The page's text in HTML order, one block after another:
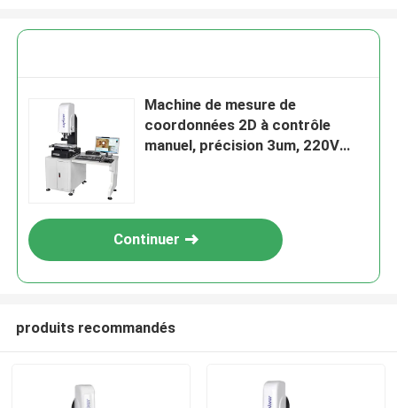
Machine de mesure de
coordonnées 2D à contrôle
manuel, précision 3um, 220V
Continuer
produits recommandés